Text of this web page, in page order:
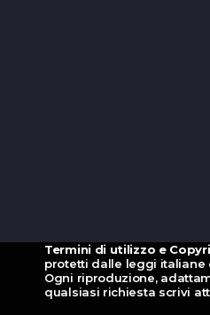
Termini di utilizzo e
protetti dalle leggi italiane
Ogni riproduzione,
qualsiasi richiesta scrivi